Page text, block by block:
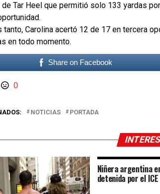
Tar Heel que permitió solo 133 yardas
tanto, Carolina acertó 12 de 17 en tercera
en todo momento.
Share on Facebook
0
NOTICIAS PORTADA
Niñera argentina
detenida por el ICE